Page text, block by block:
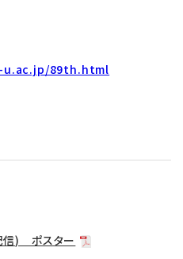
89th.html
信) ポスター